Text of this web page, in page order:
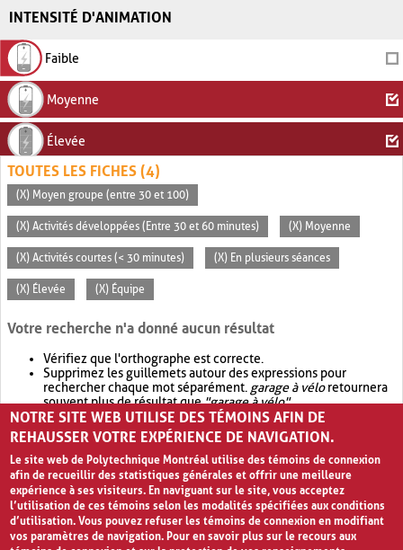
INTENSITÉ D'ANIMATION
Faible
Moyenne
Élevée
TOUTES LES FICHES (4)
(X) Moyen groupe (entre 30 et 100)
(X) Activités développées (Entre 30 et 60 minutes) (X) Moyenne
(X) Activités courtes (< 30 minutes) (X) En plusieurs séances
(X) Élevée (X) Équipe
Votre recherche n'a donné aucun résultat
Vérifiez que l'orthographe est correcte.
Supprimez les guillemets autour des expressions pour
rechercher chaque mot séparément. garage à véloretournera
souvent plus de résultat que"garage à vélo".
Envisagez d'élargir votre recherche avec OR.garage OR vélo
retournera souvent plus de résultat quegarage à vélo
NOTRE SITE WEB UTILISE DES TÉMOINS AFIN DE
REHAUSSER VOTRE EXPÉRIENCE DE NAVIGATION.
Le site web de Polytechnique Montréal utilise des témoins de connexion
afin de recueillir des statistiques générales et offrir une meilleure
expérience à ses visiteurs. En naviguant sur le site, vous acceptez
l’utilisation de ces témoins selon les modalités spécifiées aux conditions
d’utilisation. Vous pouvez refuser les témoins de connexion en modifiant
vos paramètres de navigation. Pour en savoir plus sur le recours aux